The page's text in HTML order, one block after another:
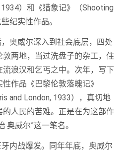
）和《猎象记》（Shooting
纪实性作品。
奥威尔深入到社会底层，四处
两地，当过洗盘子的杂工，住
浪汉和乞丐之中。次年，写下
作品《巴黎伦敦落魄记》
and London, 1933），真切地
人民的苦难。正是在为这部作
奥威尔”这一笔名。
内战爆发。同年年底，奥威尔